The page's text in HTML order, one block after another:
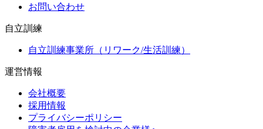
お問い合わせ
自立訓練
自立訓練事業所（リワーク/生活訓練）
運営情報
会社概要
採用情報
プライバシーポリシー